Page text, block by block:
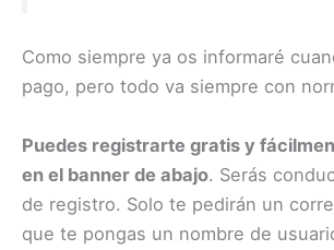
Como siempre ya os informaré
pago, pero todo va siempre con
Puedes registrarte gratis y
en el banner de abajo. Serás
de registro. Solo te pedirán un
que te pongas un nombre de